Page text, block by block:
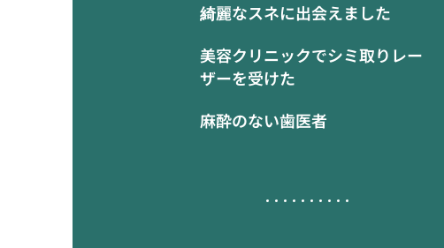
綺麗なスネに出会えました
美容クリニックでシミ取りレー
ザーを受けた
麻酔のない歯医者